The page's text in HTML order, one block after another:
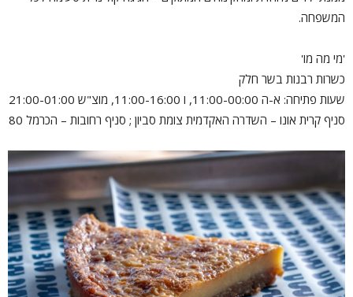
המשפחה.
'מי מה מו'
כשרות רבנות בשר חלק
שעות פתיחה: א-ה 11:00-00:00, ו 11:00-16:00, מוצ"ש 21:00-01:00
סניף קרית אונו – השדרה האקדמית צומת סביון ; סניף רחובות – הכרמל 80